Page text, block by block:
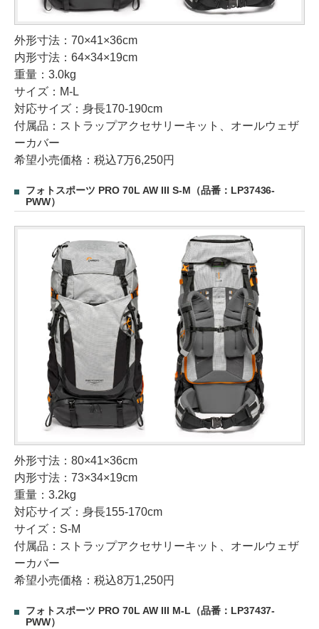
外形寸法：70×41×36cm
内形寸法：64×34×19cm
重量：3.0kg
サイズ：M-L
対応サイズ：身長170-190cm
付属品：ストラップアクセサリーキット、オールウェザ
ーカバー
希望小売価格：税込7万6,250円
フォトスポーツ PRO 70L AW III S-M（品番：LP37436-
PWW）
外形寸法：80×41×36cm
内形寸法：73×34×19cm
重量：3.2kg
対応サイズ：身長155-170cm
サイズ：S-M
付属品：ストラップアクセサリーキット、オールウェザ
ーカバー
希望小売価格：税込8万1,250円
フォトスポーツ PRO 70L AW III M-L（品番：LP37437-
PWW）